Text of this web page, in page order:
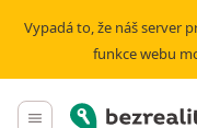
Vypadá to, že náš server
funkce webu
Hlavní menu
Bezrealitky